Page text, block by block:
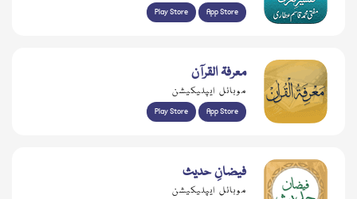
Play Store App Store
معرفۃ القرآن
موبائل ایپلیکیشن
Play Store App Store
فیضانِ حدیث
موبائل ایپلیکیشن